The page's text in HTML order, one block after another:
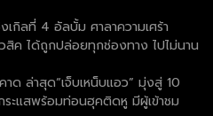
เกิลที่ 4 อัลบั้ม ศาลาความเศร้า
สิค ได้ถูกปล่อยทุกช่องทาง ไปไม่นาน
ด ล่าสุด“เจ็บเหน็บแอว” มุ่งสู่ 10
ะแสพร้อมท่อนฮุคติดหู มีผู้เข้าชม